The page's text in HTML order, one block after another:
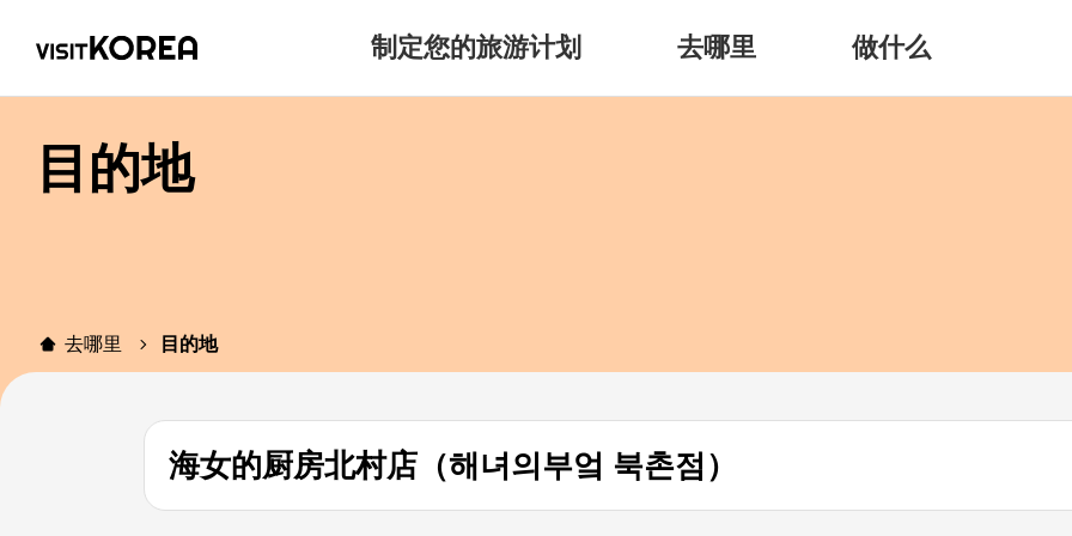
制定您的旅游计划 去哪里 做什么
目的地
去哪里 目的地
海女的厨房北村店（해녀의부엌 북촌점）